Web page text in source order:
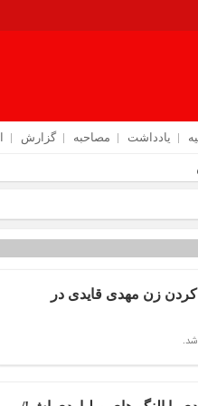
یادداشت مصاحبه گزارش
کردن زن مهدی قایدی در